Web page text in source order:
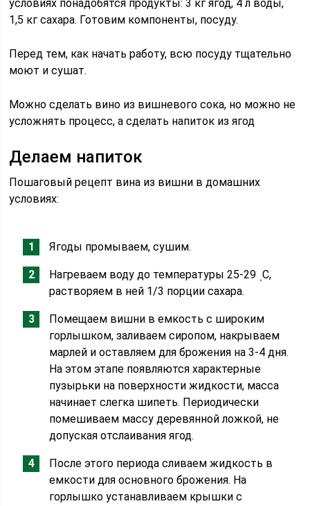
условиях понадобятся продукты: 3 кг ягод, 4 л воды,
1,5 кг сахара. Готовим компоненты, посуду.
Перед тем, как начать работу, всю посуду тщательно
моют и сушат.
Можно сделать вино из вишневого сока, но можно не
усложнять процесс, а сделать напиток из ягод
Делаем напиток
Пошаговый рецепт вина из вишни в домашних
условиях:
Ягоды промываем, сушим.
Нагреваем воду до температуры 25-29 ﮿С,
растворяем в ней 1/3 порции сахара.
Помещаем вишни в емкость с широким
горлышком, заливаем сиропом, накрываем
марлей и оставляем для брожения на 3-4 дня.
На этом этапе появляются характерные
пузырьки на поверхности жидкости, масса
начинает слегка шипеть. Периодически
помешиваем массу деревянной ложкой, не
допуская отслаивания ягод.
После этого периода сливаем жидкость в
емкости для основного брожения. На
горлышко устанавливаем крышки с